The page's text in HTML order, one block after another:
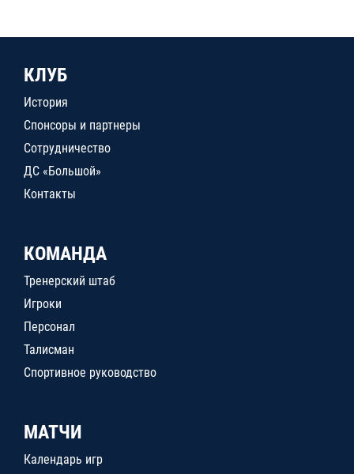
КЛУБ
История
Спонсоры и партнеры
Сотрудничество
ДС «Большой»
Контакты
КОМАНДА
Тренерский штаб
Игроки
Персонал
Талисман
Спортивное руководство
МАТЧИ
Календарь игр